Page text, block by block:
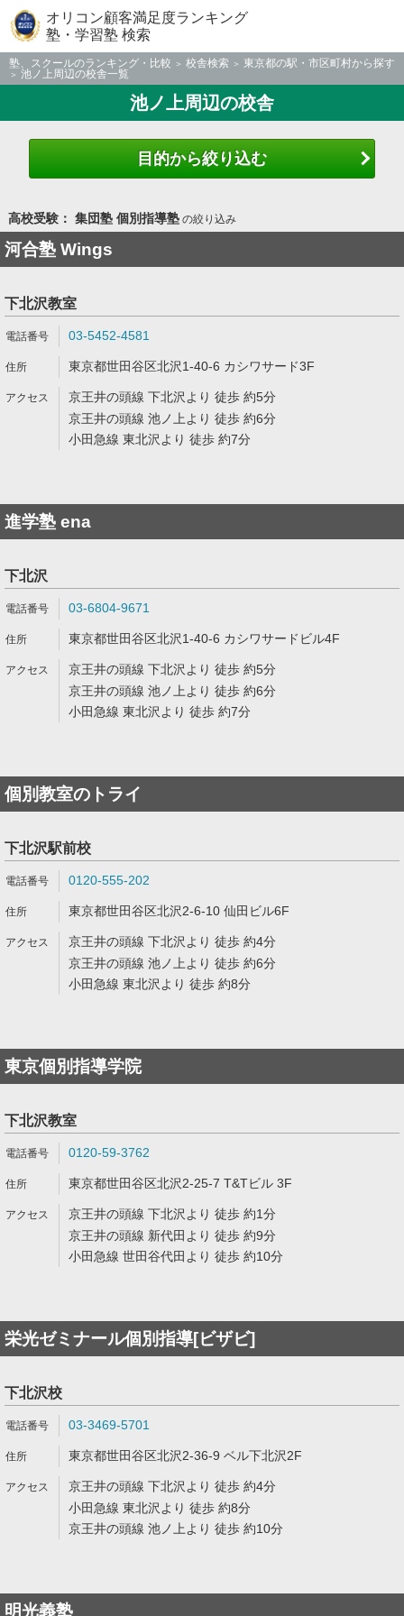
オリコン顧客満足度ランキング
塾・学習塾 検索
塾、スクールのランキング・比較 校舎検索
東京都の駅・市区町村から探す
池ノ上周辺の校舎一覧
池ノ上周辺の校舎
目的から絞り込む
高校受験： 集団塾 個別指導塾の絞り込み
河合塾 Wings
下北沢教室
03-5452-4581
東京都世田谷区北沢1-40-6 カシワサード3F
京王井の頭線 下北沢より 徒歩 約5分
京王井の頭線 池ノ上より 徒歩 約6分
小田急線 東北沢より 徒歩 約7分
進学塾 ena
下北沢
03-6804-9671
東京都世田谷区北沢1-40-6 カシワサードビル4F
京王井の頭線 下北沢より 徒歩 約5分
京王井の頭線 池ノ上より 徒歩 約6分
小田急線 東北沢より 徒歩 約7分
個別教室のトライ
下北沢駅前校
0120-555-202
東京都世田谷区北沢2-6-10 仙田ビル6F
京王井の頭線 下北沢より 徒歩 約4分
京王井の頭線 池ノ上より 徒歩 約6分
小田急線 東北沢より 徒歩 約8分
東京個別指導学院
下北沢教室
0120-59-3762
東京都世田谷区北沢2-25-7 T&Tビル 3F
京王井の頭線 下北沢より 徒歩 約1分
京王井の頭線 新代田より 徒歩 約9分
小田急線 世田谷代田より 徒歩 約10分
栄光ゼミナール個別指導[ビザビ]
下北沢校
03-3469-5701
東京都世田谷区北沢2-36-9 ベル下北沢2F
京王井の頭線 下北沢より 徒歩 約4分
小田急線 東北沢より 徒歩 約8分
京王井の頭線 池ノ上より 徒歩 約10分
明光義塾